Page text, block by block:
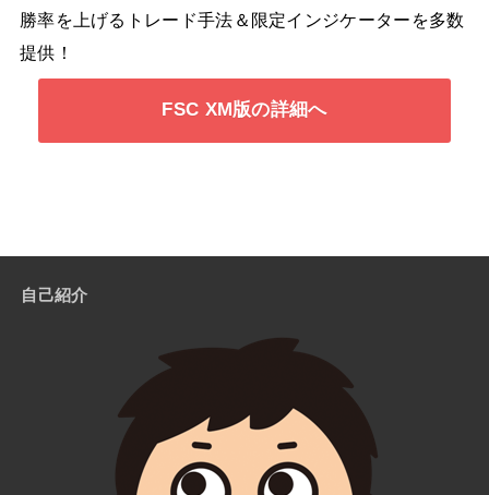
勝率を上げるトレード手法＆限定インジケーターを多数
提供！
FSC XM版の詳細へ
自己紹介